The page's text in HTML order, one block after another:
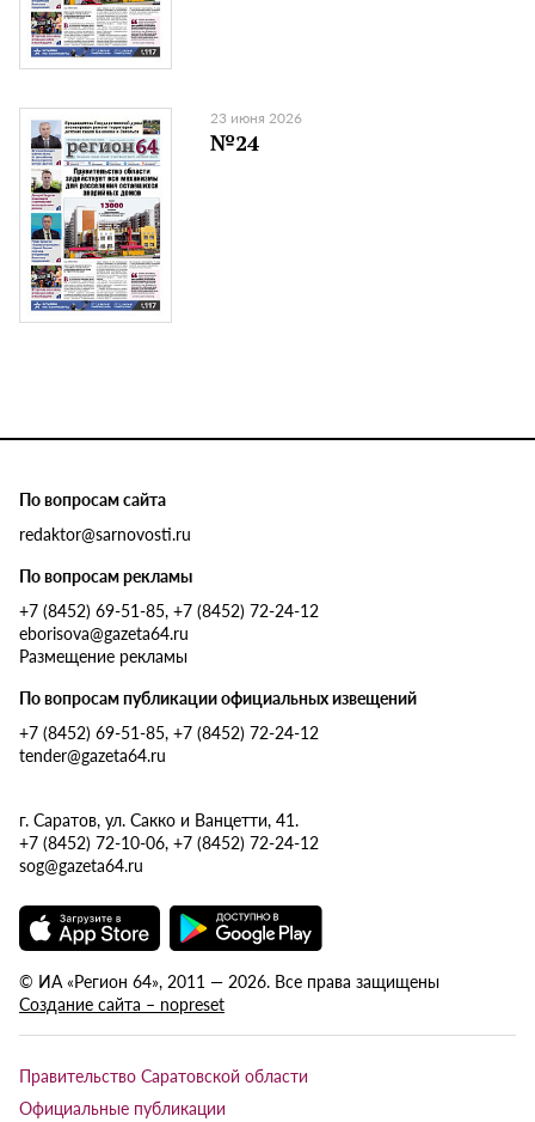
23 июня 2026
№24
По вопросам сайта
redaktor@sarnovosti.ru
По вопросам рекламы
+7 (8452) 69-51-85, +7 (8452) 72-24-12
eborisova@gazeta64.ru
Размещение рекламы
По вопросам публикации официальных извещений
+7 (8452) 69-51-85, +7 (8452) 72-24-12
tender@gazeta64.ru
г. Саратов, ул. Сакко и Ванцетти, 41.
+7 (8452) 72-10-06, +7 (8452) 72-24-12
sog@gazeta64.ru
© ИА «Регион 64», 2011 — 2026. Все права защищены
Создание сайта – nopreset
Правительство Саратовской области
Официальные публикации